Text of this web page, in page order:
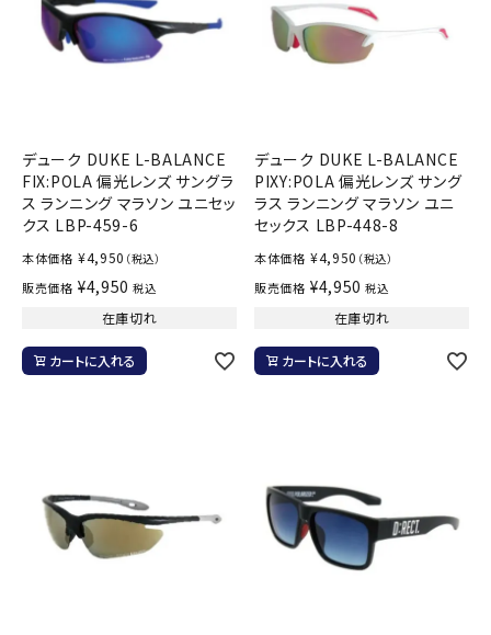
デューク DUKE L-BALANCE
FIX:POLA 偏光レンズ サングラ
ス ランニング マラソン ユニセッ
クス LBP-459-6
本体価格 ¥4,950 （税込）
販売価格 ¥4,950 税込
在庫切れ
カートに入れる
デューク DUKE L-BALANCE
PIXY:POLA 偏光レンズ サング
ラス ランニング マラソン ユニ
セックス LBP-448-8
本体価格 ¥4,950 （税込）
販売価格 ¥4,950 税込
在庫切れ
カートに入れる